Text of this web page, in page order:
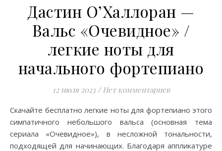
Дастин О’Халлоран —
Вальс «Очевидное» /
легкие ноты для
начального фортепиано
12 июля 2023 / Нет комментариев
Скачайте бесплатно легкие ноты для фортепиано этого
симпатичного небольшого вальса (основная тема
сериала «Очевидное»), в несложной тональности,
подходящей для начинающих. Благодаря аппликатуре